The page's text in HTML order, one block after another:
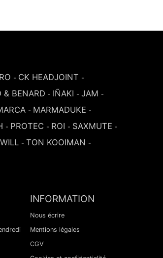
- CK HEADJOINT -
& BENARD - IÑAKI - JAM -
- MARMADUKE -
- PROTEC - ROI - SAXMUTE -
- TON KOOIMAN -
INFORMATION
Nous écrire
Mentions légales
CGV